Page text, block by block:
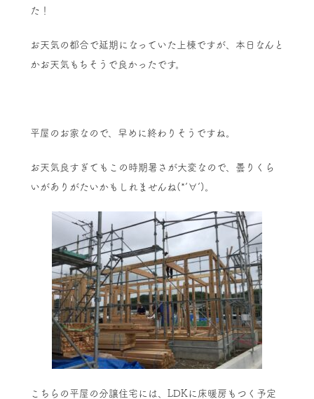
た！
お天気の都合で延期になっていた上棟ですが、本日なんと
かお天気もちそうで良かったです。
平屋のお家なので、早めに終わりそうですね。
お天気良すぎてもこの時期暑さが大変なので、曇りくら
いがありがたいかもしれませんね(*‘∀‘)。
こちらの平屋の分譲住宅には、LDKに床暖房もつく予定